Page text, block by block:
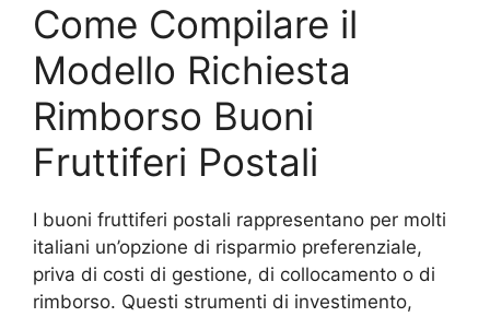
Come Compilare il
Modello Richiesta
Rimborso Buoni
Fruttiferi Postali
I buoni fruttiferi postali rappresentano per molti
italiani un’opzione di risparmio preferenziale,
priva di costi di gestione, di collocamento o di
rimborso. Questi strumenti di investimento,